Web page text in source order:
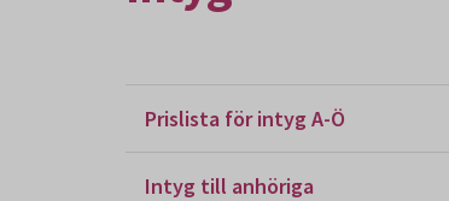
Prislista för intyg A-Ö
Intyg till anhöriga